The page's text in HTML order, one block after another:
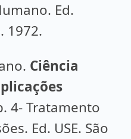
Ed.
1972.
Ciência
4- Tratamento
Ed. USE. São